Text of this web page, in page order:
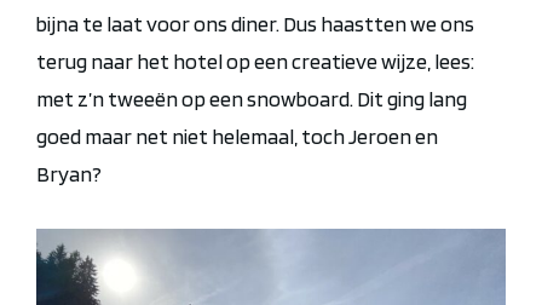
bijna te laat voor ons diner. Dus haastten we ons
terug naar het hotel op een creatieve wijze, lees:
met z’n tweeën op een snowboard. Dit ging lang
goed maar net niet helemaal, toch Jeroen en
Bryan?